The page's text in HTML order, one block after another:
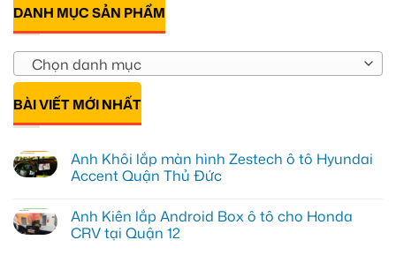
DANH MỤC SẢN PHẨM
Chọn danh mục
BÀI VIẾT MỚI NHẤT
Anh Khôi lắp màn hình Zestech ô tô Hyundai
Accent Quận Thủ Đức
bình
luận
ở
Anh Kiên lắp Android Box ô tô cho Honda
CRV tại Quận 12